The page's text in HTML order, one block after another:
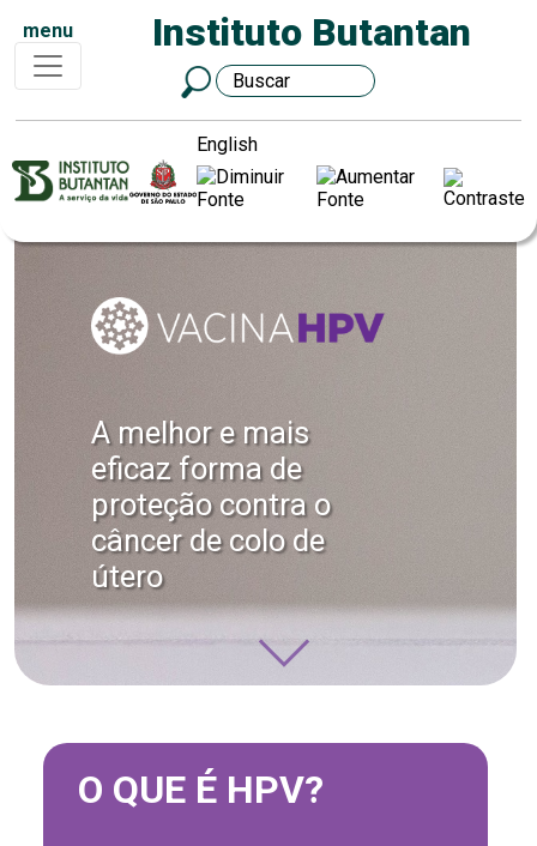
menu Instituto Butantan
English
A melhor e mais
eficaz forma de
proteção contra o
câncer de colo de
útero
O QUE É HPV?